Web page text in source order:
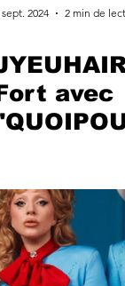
sept. 2024 2 min de
avec